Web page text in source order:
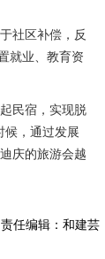
社区补偿，反
就业、教育资
民宿，实现脱
候，通过发展
庆的旅游会越
责任编辑：和建芸